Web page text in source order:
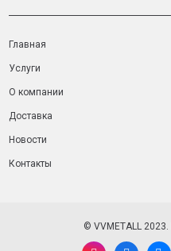
Главная
Услуги
О компании
Доставка
Новости
Контакты
© VVMETALL 2023.